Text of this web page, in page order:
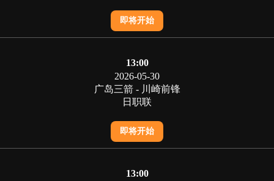
即将开始
13:00
2026-05-30
广岛三箭 - 川崎前锋
日职联
即将开始
13:00